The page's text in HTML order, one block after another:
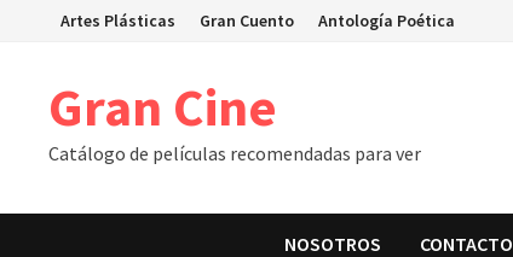
Artes Plásticas Gran Cuento Antología Poética
Gran Cine
Catálogo de películas recomendadas para ver
NOSOTROS CONTACTO